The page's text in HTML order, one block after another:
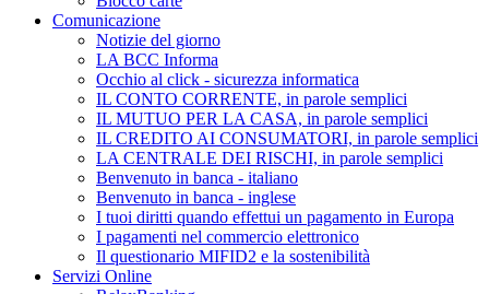
Comunicazione
Notizie del giorno
LA BCC Informa
Occhio al click - sicurezza informatica
IL CONTO CORRENTE, in parole semplici
IL MUTUO PER LA CASA, in parole semplici
IL CREDITO AI CONSUMATORI, in parole semplici
LA CENTRALE DEI RISCHI, in parole semplici
Benvenuto in banca - italiano
Benvenuto in banca - inglese
I tuoi diritti quando effettui un pagamento in Europa
I pagamenti nel commercio elettronico
Il questionario MIFID2 e la sostenibilità
Servizi Online